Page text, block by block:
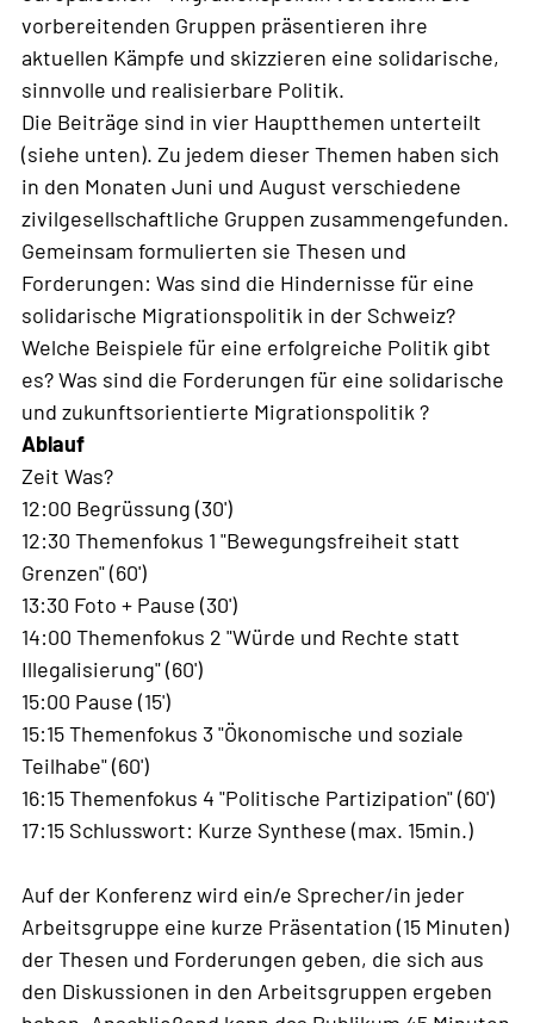
vorbereitenden Gruppen präsentieren ihre
aktuellen Kämpfe und skizzieren eine solidarische,
sinnvolle und realisierbare Politik.
Die Beiträge sind in vier Hauptthemen unterteilt
(siehe unten). Zu jedem dieser Themen haben sich
in den Monaten Juni und August verschiedene
zivilgesellschaftliche Gruppen zusammengefunden.
Gemeinsam formulierten sie Thesen und
Forderungen: Was sind die Hindernisse für eine
solidarische Migrationspolitik in der Schweiz?
Welche Beispiele für eine erfolgreiche Politik gibt
es? Was sind die Forderungen für eine solidarische
und zukunftsorientierte Migrationspolitik ?
Ablauf
Zeit Was?
12:00 Begrüssung (30')
12:30 Themenfokus 1 "Bewegungsfreiheit statt
Grenzen" (60')
13:30 Foto + Pause (30')
14:00 Themenfokus 2 "Würde und Rechte statt
Illegalisierung" (60')
15:00 Pause (15')
15:15 Themenfokus 3 "Ökonomische und soziale
Teilhabe" (60')
16:15 Themenfokus 4 "Politische Partizipation" (60')
17:15 Schlusswort: Kurze Synthese (max. 15min.)
Auf der Konferenz wird ein/e Sprecher/in jeder
Arbeitsgruppe eine kurze Präsentation (15 Minuten)
der Thesen und Forderungen geben, die sich aus
den Diskussionen in den Arbeitsgruppen ergeben